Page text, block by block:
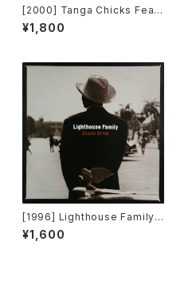
[2000] Tanga Chicks Featu
ring Dimitri & Tom – Brasil
Over Zurich [Subliminal][2
¥1,800
[1996] Lighthouse Family –
Ocean Drive [Wildcard]
¥1,600